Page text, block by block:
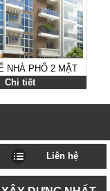
NHÀ PHỐ 2 MẶT
4 TẦNG HIỆN
Chi tiết
Liên hệ